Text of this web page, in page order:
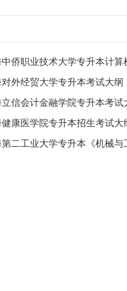
中侨职业技术大学专升本计算
对外经贸大学专升本考试大纲
立信会计金融学院专升本考试
健康医学院专升本招生考试大
第二工业大学专升本《机械与